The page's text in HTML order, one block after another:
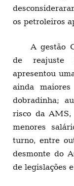
os petroleiros
A gestão
de reajuste
apresentou
ainda
dobradinha;
risco da AMS,
menores
turno, entre
desmonte do
de legislações